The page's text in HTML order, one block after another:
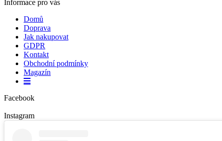
Informace pro vás
Domů
Doprava
Jak nakupovat
GDPR
Kontakt
Obchodní podmínky
Magazín
Facebook
Instagram